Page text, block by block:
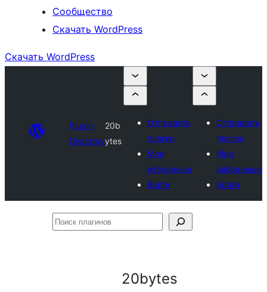
Сообщество
Скачать WordPress
Скачать WordPress
Plugin
Directory
20b
ytes
Отправить
плагин
Мои
избранные
Войти
Отправить
плагин
Мои
избранные
Войти
Поиск
20bytes